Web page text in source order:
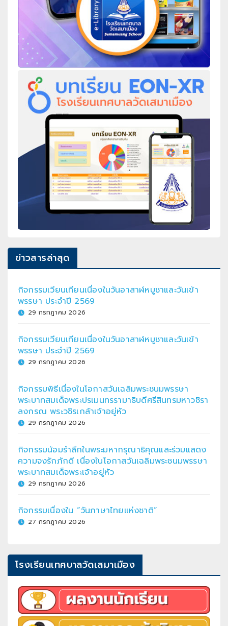
ข่าวสารล่าสุด
กิจกรรมเวียนเทียนเนื่องในวันอาสาฬหบูชาและวันเข้า
พรรษา ประจำปี 2569
29 กรกฎาคม 2026
กิจกรรมเวียนเทียนเนื่องในวันอาสาฬหบูชาและวันเข้า
พรรษา ประจำปี 2569
29 กรกฎาคม 2026
กิจกรรมพิธีเนื่องในโอกาสวันเฉลิมพระชนมพรรษา
พระบาทสมเด็จพระปรเมนทรรามาธิบดีศรีสินทรมหาวชิรา
ลงกรณ พระวชิรเกล้าเจ้าอยู่หัว
29 กรกฎาคม 2026
กิจกรรมน้อมรำลึกในพระมหากรุณาธิคุณและร่วมแสดง
ความจงรักภักดี เนื่องในโอกาสวันเฉลิมพระชนมพรรษา
พระบาทสมเด็จพระเจ้าอยู่หัว
29 กรกฎาคม 2026
กิจกรรมเนื่องใน “วันภาษาไทยแห่งชาติ”
27 กรกฎาคม 2026
โรงเรียนเทศบาลวัดเสมาเมือง